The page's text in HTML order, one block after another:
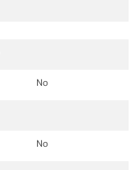
No
No